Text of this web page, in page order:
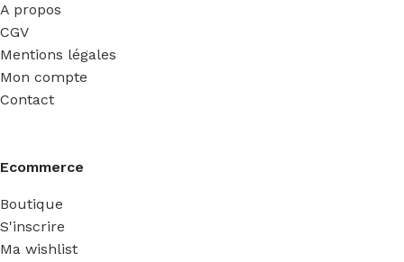
A propos
CGV
Mentions légales
Mon compte
Contact
Ecommerce
Boutique
S'inscrire
Ma wishlist